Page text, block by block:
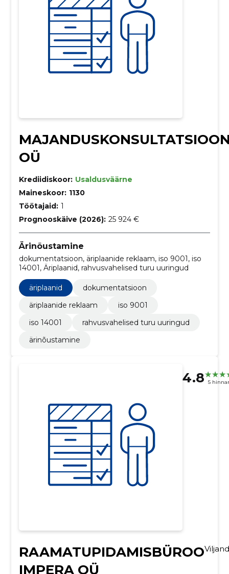
OÜ
Krediidiskoor: Usaldusväärne
Maineskoor: 1130
Töötajaid: 1
Prognooskäive (2026): 25 924 €
Ärinõustamine
dokumentatsioon, äriplaanide reklaam, iso 9001, iso
14001, Äriplaanid, rahvusvahelised turu uuringud
äriplaanid
dokumentatsioon
äriplaanide reklaam
iso 9001
iso 14001
rahvusvahelised turu uuringud
ärinõustamine
4.8 5
RAAMATUPIDAMISBÜROO
IMPERA OÜ